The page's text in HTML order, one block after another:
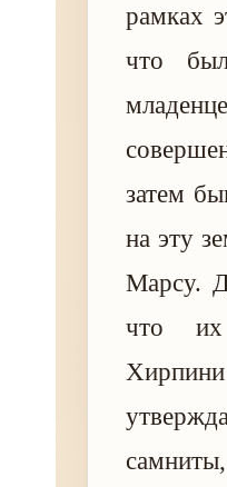
рамках
что
затем
на эту
Марсу.
что их